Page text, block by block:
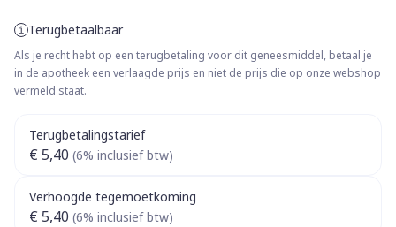
Terugbetaalbaar
Als je recht hebt op een terugbetaling voor dit geneesmiddel, betaal je
in de apotheek een verlaagde prijs en niet de prijs die op onze webshop
vermeld staat.
Terugbetalingstarief
€ 5,40 (6% inclusief btw)
Verhoogde tegemoetkoming
€ 5,40 (6% inclusief btw)